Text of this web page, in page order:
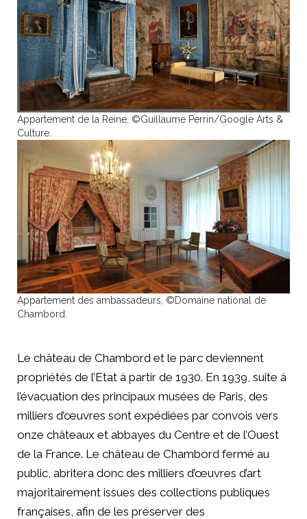
Appartement de la Reine, ©Guillaume Perrin/Google Arts &
Culture.
Appartement des ambassadeurs, ©Domaine national de
Chambord.
Le château de Chambord et le parc deviennent
propriétés de l’Etat à partir de 1930. En 1939, suite à
l’évacuation des principaux musées de Paris, des
milliers d’œuvres sont expédiées par convois vers
onze châteaux et abbayes du Centre et de l’Ouest
de la France. Le château de Chambord fermé au
public, abritera donc des milliers d’œuvres d’art
majoritairement issues des collections publiques
françaises, afin de les préserver des